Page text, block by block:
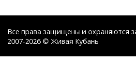
Все права защищены и охраняются
2007-2026 © Живая Кубань